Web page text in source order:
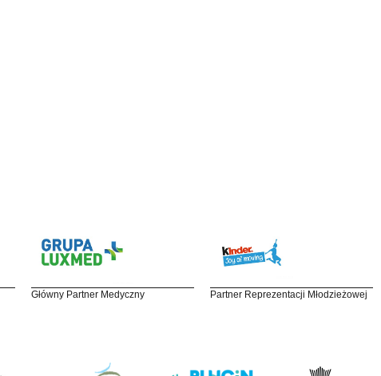
Główny Partner Medyczny Partner Reprezentacji Młodzieżowej